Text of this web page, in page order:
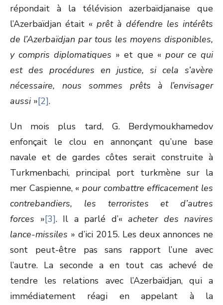
répondait à la télévision azerbaïdjanaise que
l’Azerbaïdjan était « prêt à défendre les intérêts
de l’Azerbaïdjan par tous les moyens disponibles,
y compris diplomatiques » et que « pour ce qui
est des procédures en justice, si cela s’avère
nécessaire, nous sommes prêts à l’envisager
aussi »[2].
Un mois plus tard, G. Berdymoukhamedov
enfonçait le clou en annonçant qu’une base
navale et de gardes côtes serait construite à
Turkmenbachi, principal port turkmène sur la
mer Caspienne, « pour combattre efficacement les
contrebandiers, les terroristes et d’autres
forces »[3]. Il a parlé d’« acheter des navires
lance-missiles » d’ici 2015. Les deux annonces ne
sont peut-être pas sans rapport l’une avec
l’autre. La seconde a en tout cas achevé de
tendre les relations avec l’Azerbaïdjan, qui a
immédiatement réagi en appelant à la